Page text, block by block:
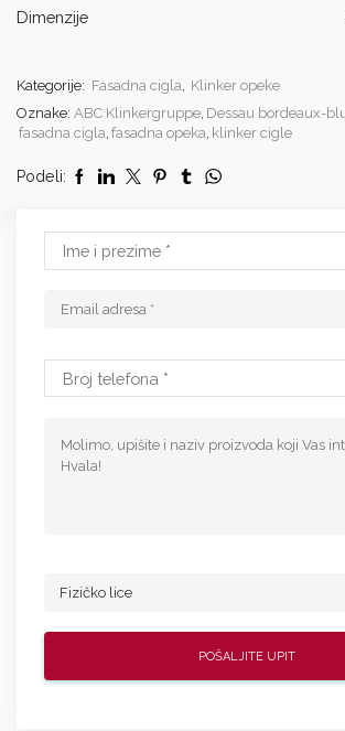
Dimenzije
Kategorije: Fasadna cigla, Klinker opeke
Oznake: ABC Klinkergruppe, Dessau bordeaux-
fasadna cigla, fasadna opeka, klinker cigle
Podeli: